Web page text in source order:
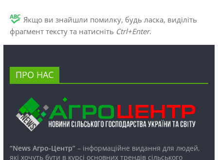
Якщо ви знайшли помилку, будь ласка, виділіть
фрагмент тексту та натисніть Ctrl+Enter.
ПРО НАС
“News Агро-Центр”– інформаційне видання для людей,
які хочуть бути в курсі основних трендів сільського